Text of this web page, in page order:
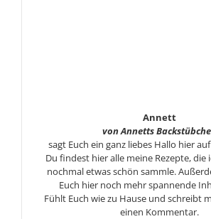
Annett
von Annetts
sagt Euch ein ganz liebes Hallo hier
Du findest hier alle meine Rezepte, die
nochmal etwas schön sammle.
Euch hier noch mehr spannende
Fühlt Euch wie zu Hause und schreibt
einen Kommentar.